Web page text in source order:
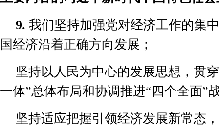
9. 我们坚持加强党对经济工作的集
国经济沿着正确方向发展；
坚持以人民为中心的发展思想，贯
一体”总体布局和协调推进“ 四个全面”
坚持适应把握引领经济发展新常态